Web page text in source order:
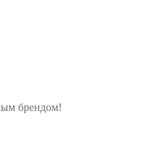
брендом!